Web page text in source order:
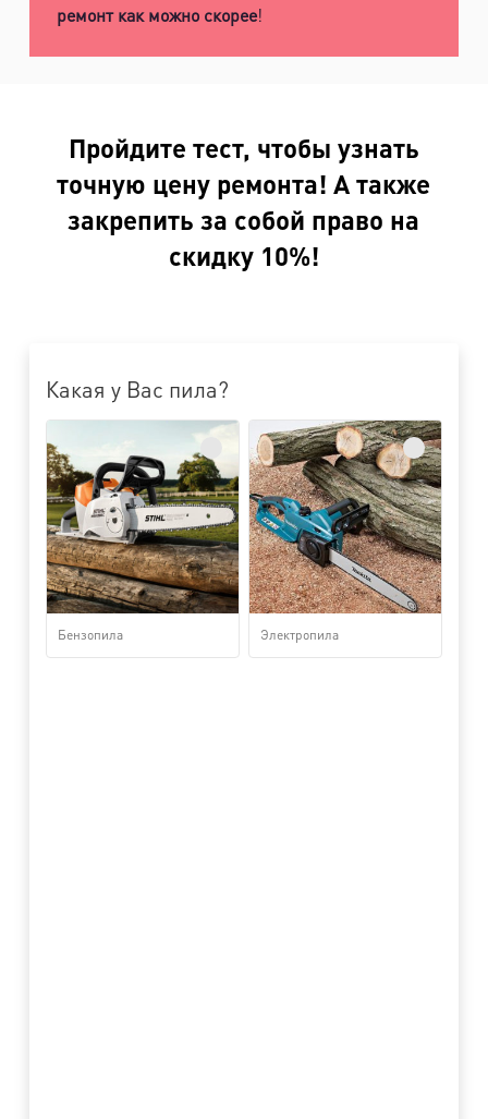
ремонт как можно скорее!
Пройдите тест, чтобы узнать
точную цену ремонта! А также
закрепить за собой право на
скидку 10%!
Какая у Вас пила?
Бензопила Электропила